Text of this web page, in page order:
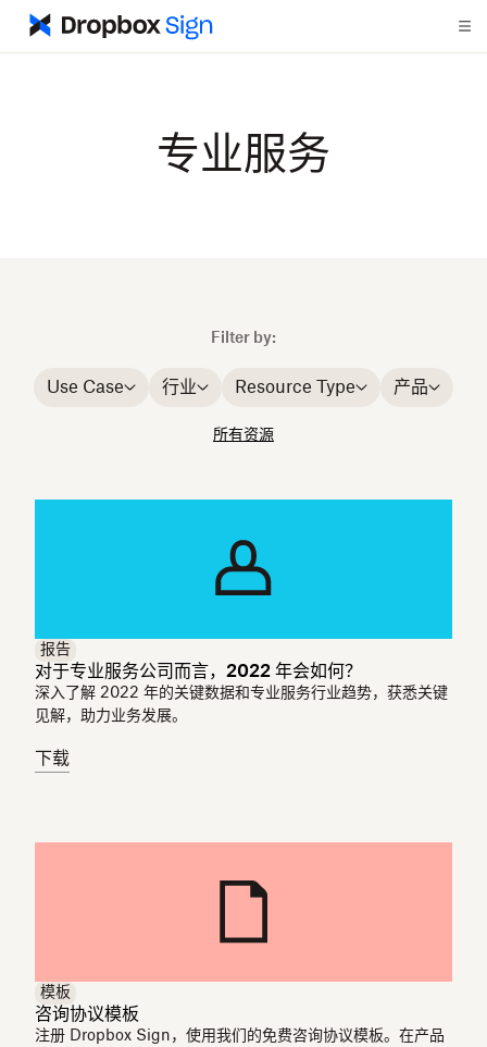
专业服务
Filter by:
Use Case 行业 Resource Type 产品
所有资源
报告
对于专业服务公司而言，2022 年会如何？
深入了解 2022 年的关键数据和专业服务行业趋势，获悉关键
见解，助力业务发展。
下载
模板
咨询协议模板
注册 Dropbox Sign，使用我们的免费咨询协议模板。在产品